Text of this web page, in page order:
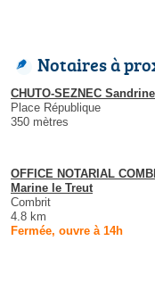
Notaires à
CHUTO-SEZNEC Sandrine
Place République
350 mètres
OFFICE NOTARIAL
Marine le Treut
Combrit
4.8 km
Fermée, ouvre à 14h